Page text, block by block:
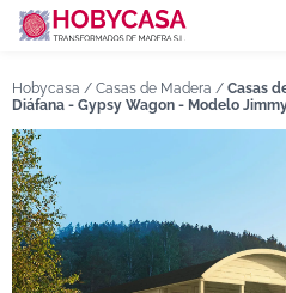
Hobycasa / Casas de Madera / Casas
Diáfana - Gypsy Wagon - Modelo